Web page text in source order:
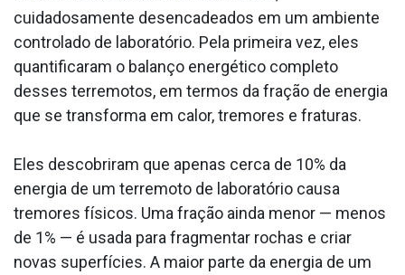
cuidadosamente desencadeados em um ambiente
controlado de laboratório. Pela primeira vez, eles
quantificaram o balanço energético completo
desses terremotos, em termos da fração de energia
que se transforma em calor, tremores e fraturas.
Eles descobriram que apenas cerca de 10% da
energia de um terremoto de laboratório causa
tremores físicos. Uma fração ainda menor — menos
de 1% — é usada para fragmentar rochas e criar
novas superfícies. A maior parte da energia de um